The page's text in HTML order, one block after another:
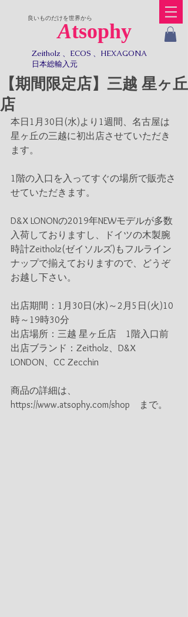
Atsophy
​良いものだけを世界から
Zeitholz 、ECOS 、HEXAGONA
日本総輸入元​​
【期間限定店】三越 星ヶ丘
店
本日1月30日(水)より1週間、名古屋は
星ヶ丘の三越に初出店させていただき
ます。
1階の入口を入ってすぐの場所で販売さ
せていただきます。
D&X LONONの2019年NEWモデルが多数
入荷しておりますし、ドイツの木製腕
時計Zeitholz(ゼイソルズ)もフルライン
ナップで揃えておりますので、どうぞ
お越し下さい。
出店期間：1月30日(水)～2月5日(火)10
時～19時30分
出店場所：三越 星ヶ丘店　1階入口前
出店ブランド：Zeitholz、D&X
LONDON、CC Zecchin
商品の詳細は、
https://www.atsophy.com/shop　まで。